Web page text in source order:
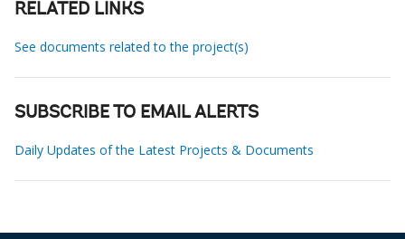
RELATED LINKS
See documents related to the project(s)
SUBSCRIBE TO EMAIL ALERTS
Daily Updates of the Latest Projects & Documents